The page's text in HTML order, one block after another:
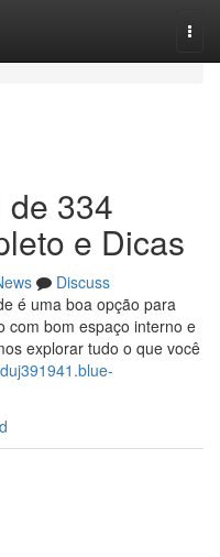
334
e Dicas
Discuss
é uma boa opção para
com bom espaço interno e
explorar tudo o que você